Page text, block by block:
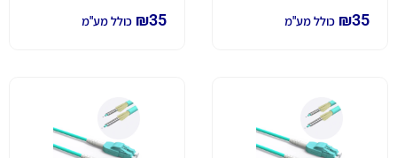
באורך 0.5 מט
₪35 כולל מע"מ
באורך 1 מטר
₪35 כולל מע"מ